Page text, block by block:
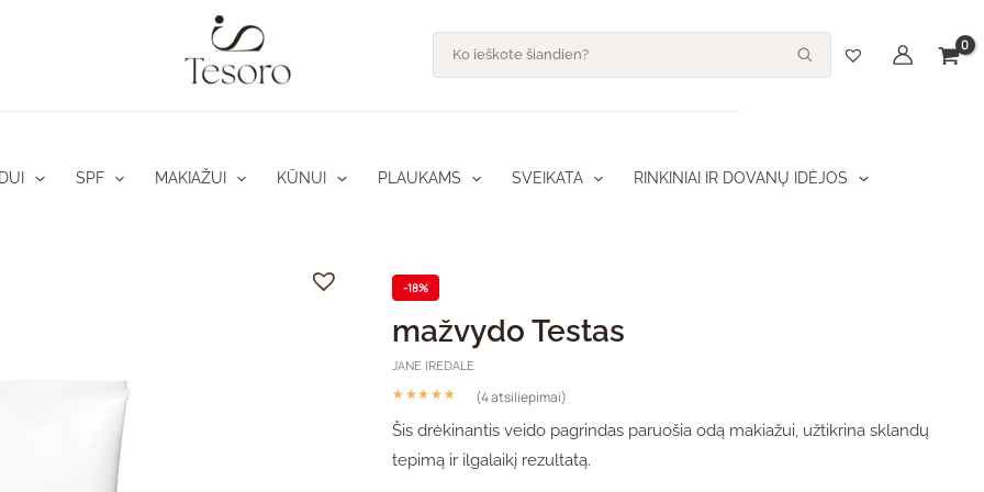
search
SPF MAKIAŽUI KŪNUI PLAUKAMS SVEIKATA RINKINIAI IR DOVANŲ IDĖJOS
-18%
mažvydo Testas
JANE IREDALE
iš 5 (viso įvertinimų:
(4 atsiliepimai)
Šis drėkinantis veido pagrindas paruošia odą makiažui, užtikrina sklandų
tepimą ir ilgalaikį rezultatą.